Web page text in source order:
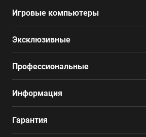
Игровые компьютеры
Эксклюзивные
Профессиональные
Информация
Гарантия